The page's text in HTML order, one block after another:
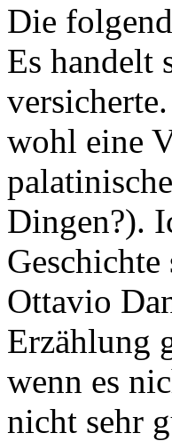
Die
Es handelt
wohl eine
Dingen?).
Ottavio
Erzählung
wenn es
nicht sehr